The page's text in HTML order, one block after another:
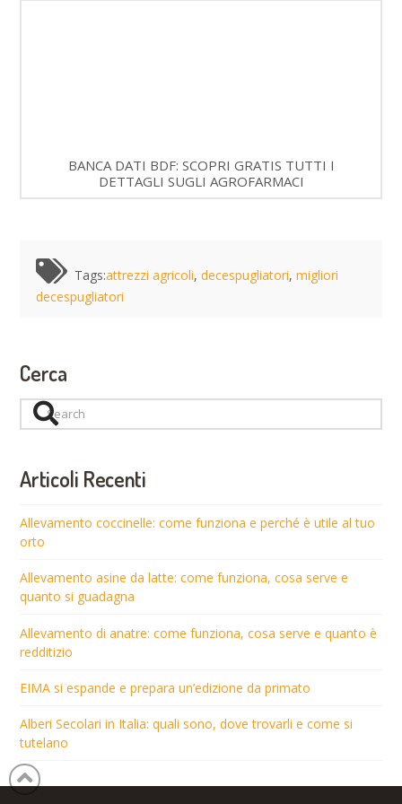
BANCA DATI BDF: SCOPRI GRATIS TUTTI I
DETTAGLI SUGLI AGROFARMACI
Tags:attrezzi agricoli,decespugliatori,migliori
decespugliatori
Cerca
Search
Articoli Recenti
Allevamento coccinelle: come funziona e perché è utile al tuo
orto
Allevamento asine da latte: come funziona, cosa serve e
quanto si guadagna
Allevamento di anatre: come funziona, cosa serve e quanto è
redditizio
EIMA si espande e prepara un’edizione da primato
Alberi Secolari in Italia: quali sono, dove trovarli e come si
tutelano